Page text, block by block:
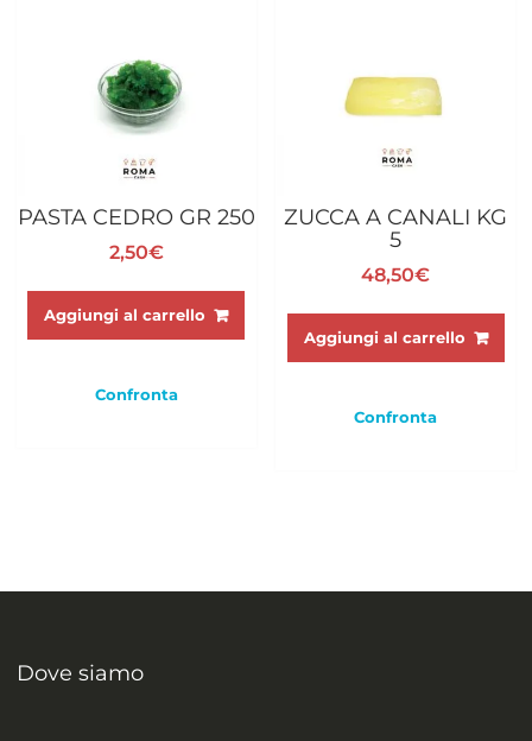
PASTA CEDRO GR 250
2,50€
Aggiungi al carrello
Confronta
ZUCCA A CANALI KG
5
48,50€
Aggiungi al carrello
Confronta
Dove siamo